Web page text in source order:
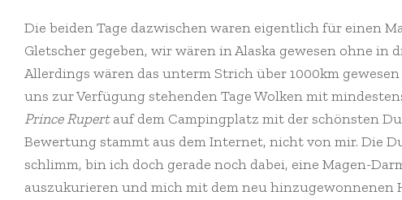
Die beiden Tage dazwischen waren eigentlich für einen
Gletscher gegeben, wir wären in Alaska gewesen ohne
Allerdings wären das unterm Strich über 1000km gewesen
uns zur Verfügung stehenden Tage Wolken mit
Prince Rupertauf dem Campingplatz mit der schönsten
Bewertung stammt aus dem Internet, nicht von mir. Die
schlimm, bin ich doch gerade noch dabei, eine Magen-
auszukurieren und mich mit dem neu hinzugewonnenen